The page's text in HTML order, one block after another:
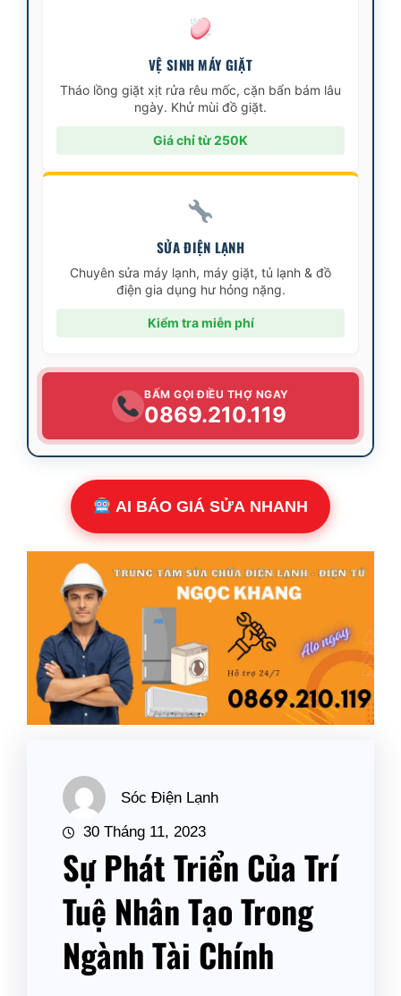
VỆ SINH MÁY GIẶT
Tháo lồng giặt xịt rửa rêu mốc, cặn bẩn bám lâu
ngày. Khử mùi đồ giặt.
Giá chỉ từ 250K
SỬA ĐIỆN LẠNH
Chuyên sửa máy lạnh, máy giặt, tủ lạnh & đồ
điện gia dụng hư hỏng nặng.
Kiểm tra miễn phí
BẤM GỌI ĐIỀU THỢ NGAY
0869.210.119
AI BÁO GIÁ SỬA NHANH
Sóc Điện Lạnh
30 Tháng 11, 2023
Sự Phát Triển Của Trí
Tuệ Nhân Tạo Trong
Ngành Tài Chính